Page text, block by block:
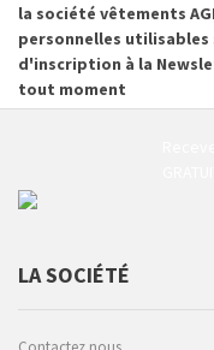
la société vêtements
personnelles
d'inscription à la
tout moment
LA SOCIÉTÉ